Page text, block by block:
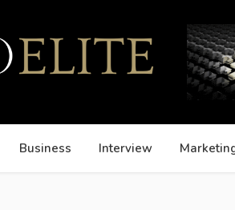
Business Interview